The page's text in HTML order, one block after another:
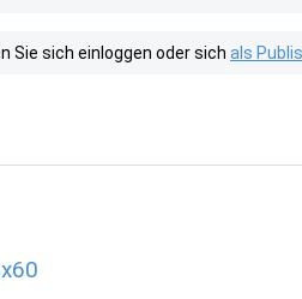
Sie sich einloggen oder sich als